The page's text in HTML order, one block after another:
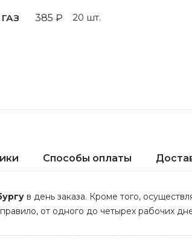
385 ₽ 20 шт.
Способы оплаты
в день заказа. Кроме того,
от одного до четырех рабочих